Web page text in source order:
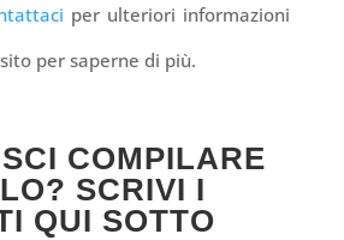
per ulteriori informazioni
per saperne di più.
COMPILARE
SCRIVI I
QUI SOTTO